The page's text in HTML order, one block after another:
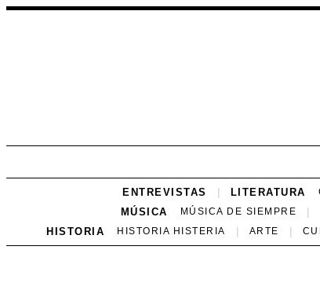
ENTREVISTAS LITERATURA
MÚSICA MÚSICA DE SIEMPRE
HISTORIA HISTORIA HISTERIA ARTE